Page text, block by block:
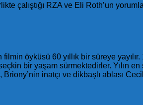
çalıştığı RZA ve Eli Roth’un
öyküsü 60 yıllık bir süreye
bir yaşam sürmektedirler. Yılın
inatçı ve dikbaşlı ablası